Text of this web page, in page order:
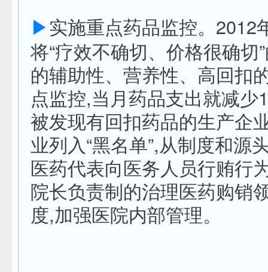
▶实施重点药品监控。2012
将“疗效不确切、价格很确切
的辅助性、营养性、高回扣
点监控,当月药品支出就减少
被发现有回扣药品的生产企
业列入“黑名单”,从制度和源
医药代表向医务人员行贿行
院长负责制的治理医药购销
度,加强医院内部管理。